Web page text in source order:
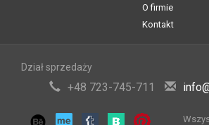
O firmie
Kontakt
Dział sprzedaży
+48 723-745-711